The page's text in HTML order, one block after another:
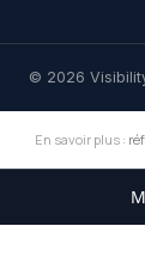
© 2026
En savoir plus :